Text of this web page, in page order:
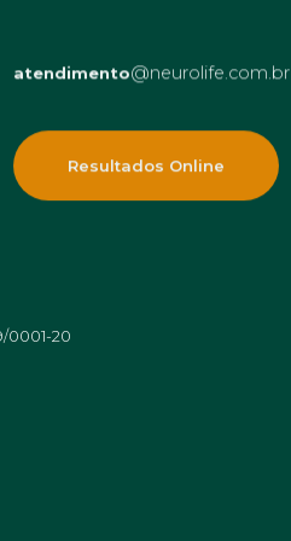
atendimento@neurolife.com.br
Resultados Online
0001-20